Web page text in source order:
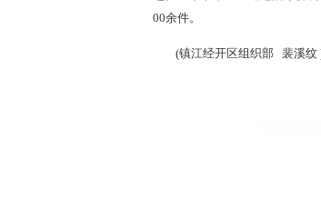
00余件。
(镇江经开区组织部 裴溪纹